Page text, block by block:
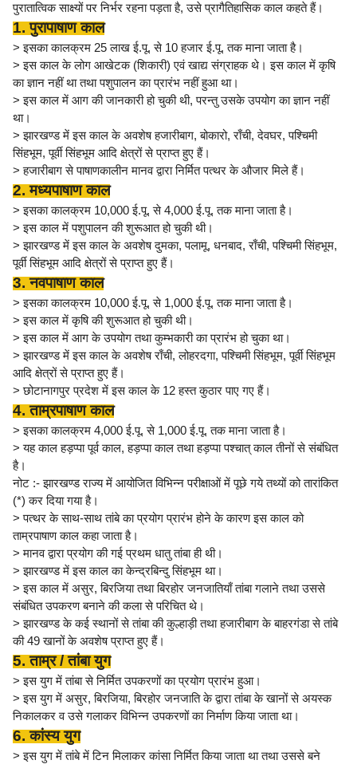
पुरातात्विक साक्ष्यों पर निर्भर रहना पड़ता है, उसे प्रागैतिहासिक काल कहते हैं।
1. पुरापाषाण काल
> इसका कालक्रम 25 लाख ई.पू. से 10 हजार ई.पू. तक माना जाता है।
> इस काल के लोग आखेटक (शिकारी) एवं खाद्य संग्राहक थे। इस काल में कृषि
का ज्ञान नहीं था तथा पशुपालन का प्रारंभ नहीं हुआ था।
> इस काल में आग की जानकारी हो चुकी थी, परन्तु उसके उपयोग का ज्ञान नहीं
था।
> झारखण्ड में इस काल के अवशेष हजारीबाग, बोकारो, राँची, देवघर, पश्चिमी
सिंहभूम, पूर्वी सिंहभूम आदि क्षेत्रों से प्राप्त हुए हैं।
> हजारीबाग से पाषाणकालीन मानव द्वारा निर्मित पत्थर के औजार मिले हैं।
2. मध्यपाषाण काल
> इसका कालक्रम 10,000 ई.पू. से 4,000 ई.पू. तक माना जाता है।
> इस काल में पशुपालन की शुरूआत हो चुकी थी।
> झारखण्ड में इस काल के अवशेष दुमका, पलामू, धनबाद, राँची, पश्चिमी सिंहभूम,
पूर्वी सिंहभूम आदि क्षेत्रों से प्राप्त हुए हैं।
3. नवपाषाण काल
> इसका कालक्रम 10,000 ई.पू. से 1,000 ई.पू. तक माना जाता है।
> इस काल में कृषि की शुरूआत हो चुकी थी।
> इस काल में आग के उपयोग तथा कुम्भकारी का प्रारंभ हो चुका था।
> झारखण्ड में इस काल के अवशेष राँची, लोहरदगा, पश्चिमी सिंहभूम, पूर्वी सिंहभूम
आदि क्षेत्रों से प्राप्त हुए हैं।
> छोटानागपुर प्रदेश में इस काल के 12 हस्त कुठार पाए गए हैं।
4. ताम्रपाषाण काल
> इसका कालक्रम 4,000 ई.पू. से 1,000 ई.पू. तक माना जाता है।
> यह काल हड़प्पा पूर्व काल, हड़प्पा काल तथा हड़प्पा पश्चात् काल तीनों से संबंधित
है।
नोट :- झारखण्ड राज्य में आयोजित विभिन्न परीक्षाओं में पूछे गये तथ्यों को तारांकित
(*) कर दिया गया है।
> पत्थर के साथ-साथ तांबे का प्रयोग प्रारंभ होने के कारण इस काल को
ताम्रपाषाण काल कहा जाता है।
> मानव द्वारा प्रयोग की गई प्रथम धातु तांबा ही थी।
> झारखण्ड में इस काल का केन्द्रबिन्दु सिंहभूम था।
> इस काल में असुर, बिरजिया तथा बिरहोर जनजातियाँ तांबा गलाने तथा उससे
संबंधित उपकरण बनाने की कला से परिचित थे।
> झारखण्ड के कई स्थानों से तांबा की कुल्हाड़ी तथा हजारीबाग के बाहरगंडा से तांबे
की 49 खानों के अवशेष प्राप्त हुए हैं।
5. ताम्र / तांबा युग
> इस युग में तांबा से निर्मित उपकरणों का प्रयोग प्रारंभ हुआ।
> इस युग में असुर, बिरजिया, बिरहोर जनजाति के द्वारा तांबा के खानों से अयस्क
निकालकर व उसे गलाकर विभिन्न उपकरणों का निर्माण किया जाता था।
6. कांस्य युग
> इस युग में तांबे में टिन मिलाकर कांसा निर्मित किया जाता था तथा उससे बने